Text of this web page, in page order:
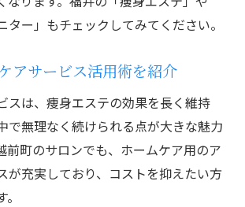
ター」もチェックしてみてください。
アサービス活用術を紹介
スは、痩身エステの効果を長く維持
で無理なく続けられる点が大きな魅力
前町のサロンでも、ホームケア用のア
が充実しており、コストを抑えたい方